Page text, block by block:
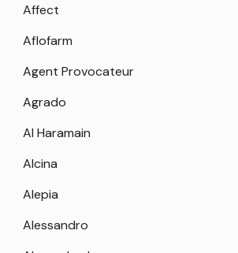
Affect
Aflofarm
Agent Provocateur
Agrado
Al Haramain
Alcina
Alepia
Alessandro